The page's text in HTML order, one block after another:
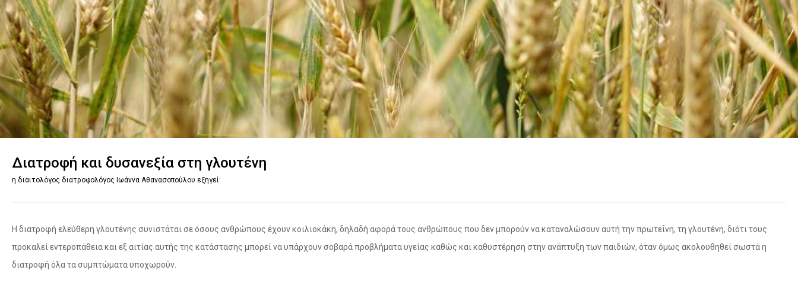
Διατροφή και δυσανεξία στη γλουτένη
η διαιτολόγος διατροφολόγος Ιωάννα Αθανασοπούλου εξηγεί:
Η διατροφή ελεύθερη γλουτένης συνιστάται σε όσους ανθρώπους έχουν κοιλιοκάκη, δηλαδή αφορά τους ανθρώπους που δεν μπορούν να καταναλώσουν αυτή την πρωτεΐνη, τη γλουτένη, διότι τους
προκαλεί εντεροπάθεια και εξ αιτίας αυτής της κατάστασης μπορεί να υπάρχουν σοβαρά προβλήματα υγείας καθώς και καθυστέρηση στην ανάπτυξη των παιδιών, όταν όμως ακολουθηθεί σωστά η
διατροφή όλα τα συμπτώματα υποχωρούν.